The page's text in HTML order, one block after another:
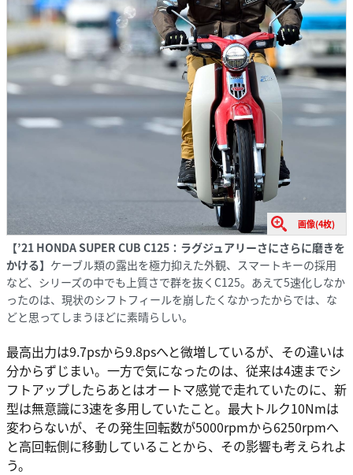
画像(4枚)
【’21 HONDA SUPER CUB C125：ラグジュアリーさにさらに磨きを
かける】 ケーブル類の露出を極力抑えた外観、スマートキーの採用
など、シリーズの中でも上質さで群を抜くC125。あえて5速化しなか
ったのは、現状のシフトフィールを崩したくなかったからでは、な
どと思ってしまうほどに素晴らしい。
最高出力は9.7psから9.8psへと微増しているが、その違いは
分からずじまい。一方で気になったのは、従来は4速までシ
フトアップしたらあとはオートマ感覚で走れていたのに、新
型は無意識に3速を多用していたこと。最大トルク10Nmは
変わらないが、その発生回転数が5000rpmから6250rpmへ
と高回転側に移動していることから、その影響も考えられよ
う。